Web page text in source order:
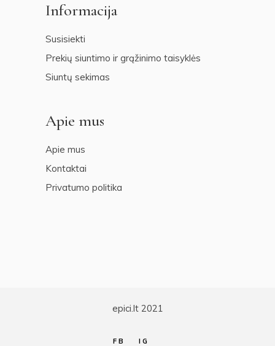
Informacija
Susisiekti
Prekių siuntimo ir grąžinimo taisyklės
Siuntų sekimas
Apie mus
Apie mus
Kontaktai
Privatumo politika
epici.lt 2021
FB IG